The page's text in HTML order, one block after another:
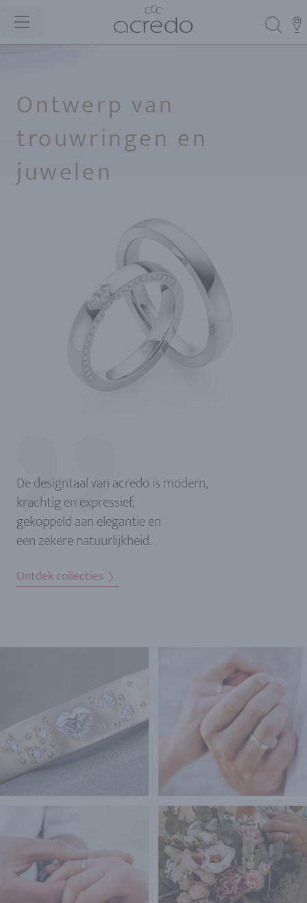
Ontwerp van
trouwringen en
juwelen
De designtaal van acredo is modern,
krachtig en expressief,
gekoppeld aan elegantie en
een zekere natuurlijkheid.
Ontdek collecties